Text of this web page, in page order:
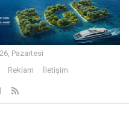
Pazartesi
Reklam İletişim